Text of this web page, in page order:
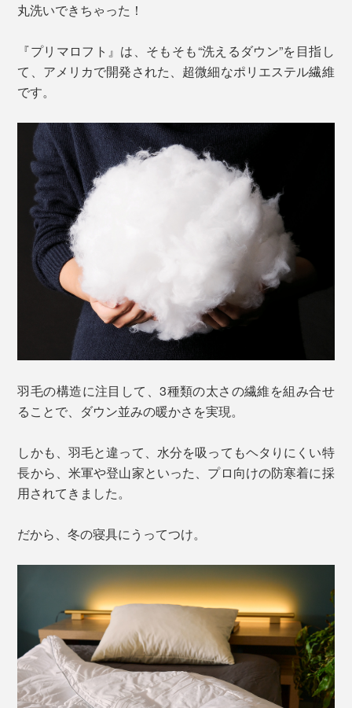
丸洗いできちゃった！
『プリマロフト』は、そもそも“洗えるダウン”を目指し
て、アメリカで開発された、超微細なポリエステル繊維
です。
羽毛の構造に注目して、3種類の太さの繊維を組み合せ
ることで、ダウン並みの暖かさを実現。
しかも、羽毛と違って、水分を吸ってもヘタりにくい特
長から、米軍や登山家といった、プロ向けの防寒着に採
用されてきました。
だから、冬の寝具にうってつけ。